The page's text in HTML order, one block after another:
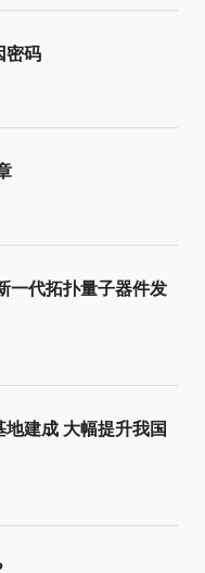
密码
一代拓扑量子器件发
建成 大幅提升我国